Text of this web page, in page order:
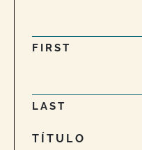
FIRST
LAST
TÍTULO